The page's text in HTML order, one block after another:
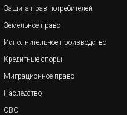
Защита прав потребителей
Земельное право
Исполнительное производство
Кредитные споры
Миграционное право
Наследство
СВО